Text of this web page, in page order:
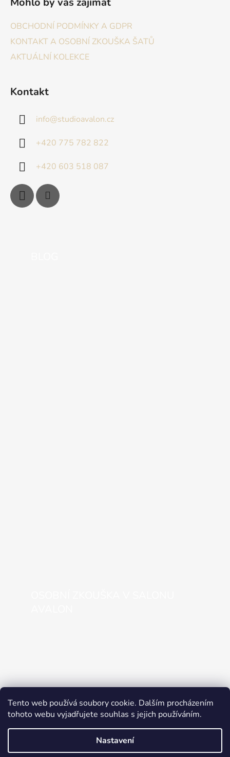
Tento web používá soubory cookie. Dalším procházením
tohoto webu vyjadřujete souhlas s jejich používáním.
Nastavení
OBCHODNÍ PODMÍNKY A GDPR
KONTAKT A OSOBNÍ ZKOUŠKA ŠATŮ
AKTUÁLNÍ KOLEKCE
Kontakt
info@studioavalon.cz
+420 775 782 822
+420 603 518 087